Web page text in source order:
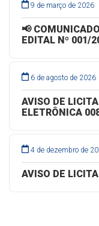
9 de março de 2026
📢
EDITAL Nº 001/
6 de agosto de 2026
AVISO DE
ELETRÔNICA
4 de dezembro de
AVISO DE